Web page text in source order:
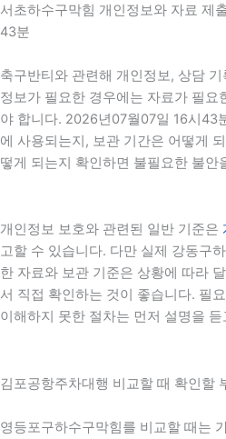
서초하수구막힘 개인정보와 자료 제
43분
축구반티와 관련해 개인정보, 상담
정보가 필요한 경우에는 자료가 필요
야 합니다. 2026년07월07일 16시43
에 사용되는지, 보관 기간은 어떻게
떻게 되는지 확인하면 불필요한 불안
개인정보 보호와 관련된 일반 기준은
고할 수 있습니다. 다만 실제 강동구
한 자료와 보관 기준은 상황에 따라
서 직접 확인하는 것이 좋습니다. 필
이해하지 못한 절차는 먼저 설명을
김포공항주차대행 비교할 때 확인할
영등포구하수구막힘를 비교할 때는